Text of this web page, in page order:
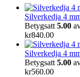
Silverkedja 4
Betygsatt 5.00
kr840.00
Silverkedja 4
Betygsatt 5.00
kr560.00